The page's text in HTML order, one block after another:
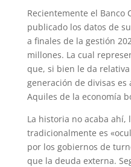
Recientemente el Banco
publicado los datos de
a finales de la gestión
millones. La cual
que, si bien le da
generación de divisas
Aquiles de la economía
La historia no acaba ahí,
tradicionalmente es
por los gobiernos de
que la deuda externa.